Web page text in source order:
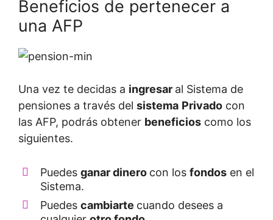
Beneficios de pertenecer a
una AFP
Una vez te decidas a ingresar al Sistema de
pensiones a través del sistema Privado con
las AFP, podrás obtener beneficios como los
siguientes.
Puedes ganar dinero con los fondos en el
Sistema.
Puedes cambiarte cuando desees a